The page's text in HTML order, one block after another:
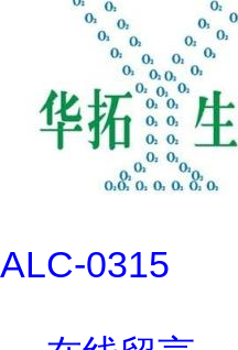
ALC-0315